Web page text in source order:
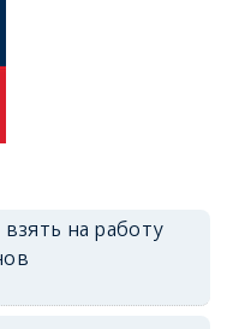
на работу